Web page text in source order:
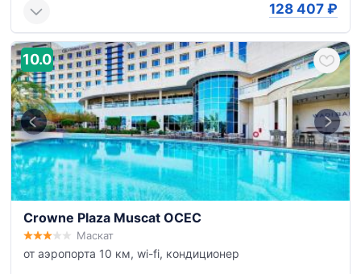
128 407 ₽
10.0
Crowne Plaza Muscat OCEC
Маскат
от аэропорта 10 км, wi-fi, кондиционер